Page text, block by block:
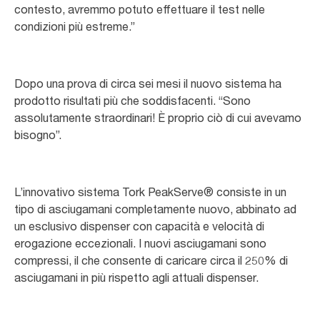
contesto, avremmo potuto effettuare il test nelle
condizioni più estreme.”
Dopo una prova di circa sei mesi il nuovo sistema ha
prodotto risultati più che soddisfacenti. “Sono
assolutamente straordinari! È proprio ciò di cui avevamo
bisogno”.
L’innovativo sistema Tork PeakServe® consiste in un
tipo di asciugamani completamente nuovo, abbinato ad
un esclusivo dispenser con capacità e velocità di
erogazione eccezionali. I nuovi asciugamani sono
compressi, il che consente di caricare circa il 250% di
asciugamani in più rispetto agli attuali dispenser.